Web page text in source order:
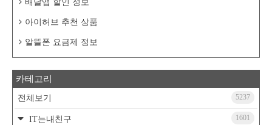
배달앱 할인 정보
아이허브 추천 상품
알뜰폰 요금제 정보
카테고리
전체보기 5237
IT는내친구 1601